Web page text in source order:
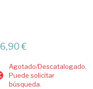
€
Agotado/Descatalogado.
Puede solicitar
búsqueda.